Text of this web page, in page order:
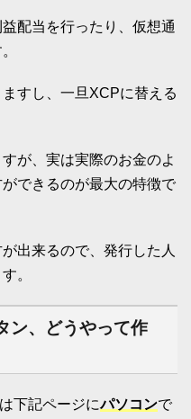
配当を行ったり、仮想通
すし、一旦XCPに替える
が、実は実際のお金のよ
できるのが最大の特徴で
出来るので、発行した人
。
ン、どうやって作
下記ページにパソコンで